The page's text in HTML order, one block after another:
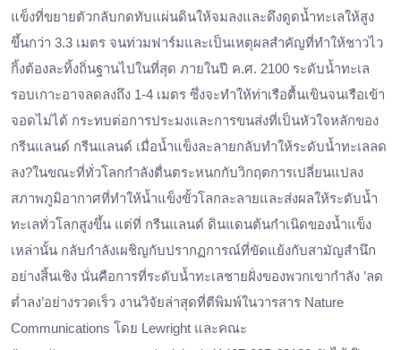
แข็งที่ขยายตัวกลับกดทับแผ่นดินให้จมลงและดึงดูดน้ำทะเลให้สูง
ขึ้นกว่า 3.3 เมตร จนท่วมฟาร์มและเป็นเหตุผลสำคัญที่ทำให้ชาวไว
กิ้งต้องละทิ้งถิ่นฐานไปในที่สุด ภายในปี ค.ศ. 2100 ระดับน้ำทะเล
รอบเกาะอาจลดลงถึง 1-4 เมตร ซึ่งจะทำให้ท่าเรือตื้นเขินจนเรือเข้า
จอดไม่ได้ กระทบต่อการประมงและการขนส่งที่เป็นหัวใจหลักของ
กรีนแลนด์ กรีนแลนด์ เมื่อน้ำแข็งละลายกลับทำให้ระดับน้ำทะเลลด
ลง?ในขณะที่ทั่วโลกกำลังตื่นตระหนกกับวิกฤตการเปลี่ยนแปลง
สภาพภูมิอากาศที่ทำให้น้ำแข็งขั้วโลกละลายและส่งผลให้ระดับน้ำ
ทะเลทั่วโลกสูงขึ้น แต่ที่ กรีนแลนด์ ดินแดนต้นกำเนิดของน้ำแข็ง
เหล่านั้น กลับกำลังเผชิญกับปรากฏการณ์ที่ขัดแย้งกับสามัญสำนึก
อย่างสิ้นเชิง นั่นคือการที่ระดับน้ำทะเลชายฝั่งของพวกเขากำลัง ’ลด
ต่ำลง’อย่างรวดเร็ว งานวิจัยล่าสุดที่ตีพิมพ์ในวารสาร Nature
Communications โดย Lewright และคณะ